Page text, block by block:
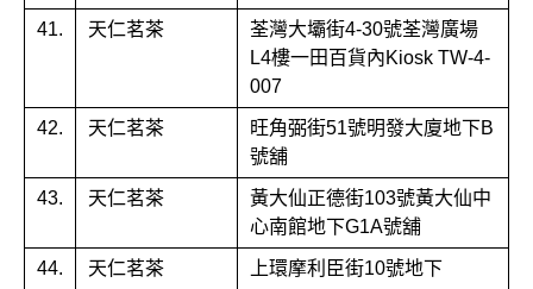
41. 天仁茗茶
荃灣大壩街4-30號荃灣廣場
L4樓一田百貨內Kiosk TW-4-
007
42. 天仁茗茶
旺角弼街51號明發大廈地下B
號舖
43. 天仁茗茶
黃大仙正德街103號黃大仙中
心南館地下G1A號舖
44. 天仁茗茶 上環摩利臣街10號地下